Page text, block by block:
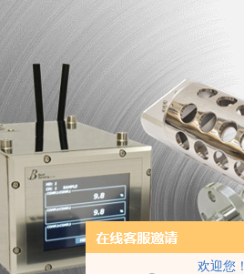
欢迎您！